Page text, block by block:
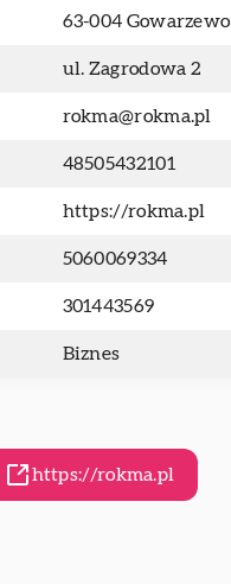
63-004 Gowarzewo
ul. Zagrodowa 2
rokma@rokma.pl
48505432101
https://rokma.pl
5060069334
301443569
Biznes
https://rokma.pl